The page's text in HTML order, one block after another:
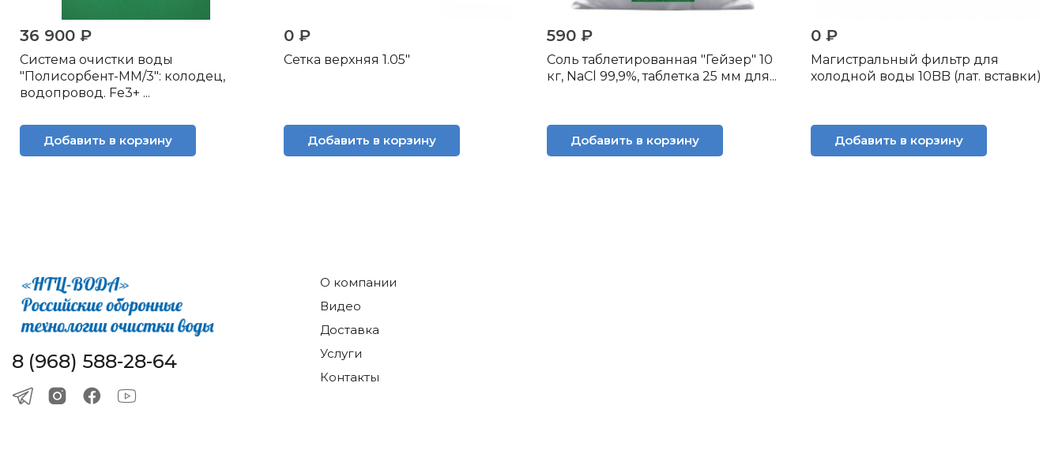
36 900 ₽
Система очистки воды
"Полисорбент-ММ/3": колодец,
водопровод. Fe3+ ...
Добавить в корзину
0 ₽
Сетка верхняя 1.05"
Добавить в корзину
590 ₽
Соль таблетированная "Гейзер" 10
кг, NaCl 99,9%, таблетка 25 мм для...
Добавить в корзину
0 ₽
Магистральный фильтр для
холодной воды 10BB (лат. вставки)
Добавить в корзину
8 (968) 588-28-64
О компании
Видео
Доставка
Услуги
Контакты